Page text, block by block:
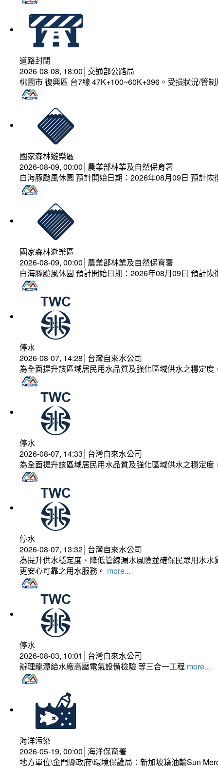
道路封閉
2026-08-08, 18:00│交通部公路局
桃園市 復興區 台7線 47K+100~60K+396。受損狀況/管
國家森林遊樂區
2026-08-09, 00:00│農業部林業及自然保育署
白海豚颱風休園 預計開始日期：2026年08月09日 預計
國家森林遊樂區
2026-08-09, 00:00│農業部林業及自然保育署
白海豚颱風休園 預計開始日期：2026年08月09日 預計
停水
2026-08-07, 14:28│台灣自來水公司
為全面提升該區域居民用水品質及強化區域供水之穩定
停水
2026-08-07, 14:33│台灣自來水公司
為全面提升該區域居民用水品質及強化區域供水之穩定
停水
2026-08-07, 13:32│台灣自來水公司
為提升供水穩定度、降低管線漏水風險並確保民眾用水
更安心可靠之用水服務。 more...
停水
2026-08-03, 10:01│台灣自來水公司
辦理龍潭給水廠高壓電氣設備檢驗 等三合一工程 more...
海洋污染
2026-05-19, 00:00│海洋保育署
地方單位\金門縣政府\環境保護局：新加坡籍油輪Sun